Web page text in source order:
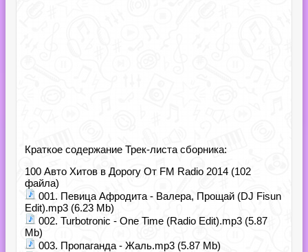
Краткое содержание Трек-листа сборника:
100 Авто Хитов в Дорогу От FM Radio 2014 (102
файла)
001. Певица Афродита - Валера, Прощай (DJ Fisun
Edit).mp3 (6.23 Mb)
002. Turbotronic - One Time (Radio Edit).mp3 (5.87
Mb)
003. Пропаганда - Жаль.mp3 (5.87 Mb)